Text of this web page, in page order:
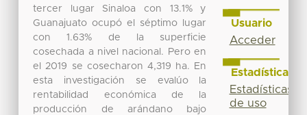
tercer lugar Sinaloa con 13.1% y
Guanajuato ocupó el séptimo lugar
con 1.63% de la superficie
cosechada a nivel nacional. Pero en
el 2019 se cosecharon 4,319 ha. En
esta investigación se evalúo la
rentabilidad económica de la
producción de arándano bajo
Usuario
Acceder
Estadísticas
Estadísticas
de uso